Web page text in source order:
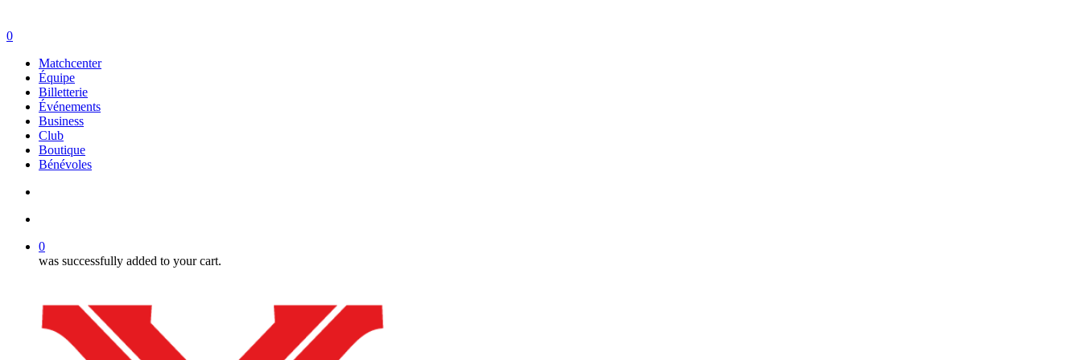
search
account
0
Matchcenter
Équipe
Billetterie
Événements
Business
Club
Boutique
Bénévoles
0
was successfully added to your cart.